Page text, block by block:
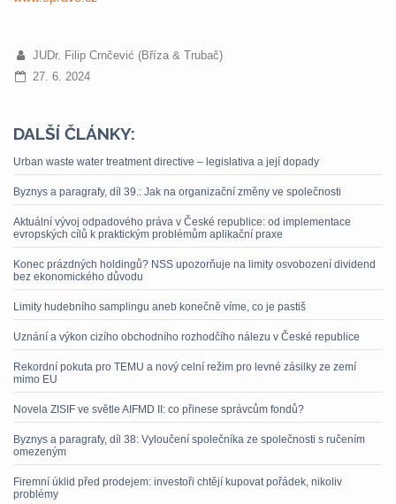
JUDr. Filip Crnčević (Bříza & Trubač)
27. 6. 2024
DALŠÍ ČLÁNKY:
Urban waste water treatment directive – legislativa a její dopady
Byznys a paragrafy, díl 39.: Jak na organizační změny ve společnosti
Aktuální vývoj odpadového práva v České republice: od implementace
evropských cílů k praktickým problémům aplikační praxe
Konec prázdných holdingů? NSS upozorňuje na limity osvobození dividend
bez ekonomického důvodu
Limity hudebního samplingu aneb konečně víme, co je pastiš
Uznání a výkon cizího obchodního rozhodčího nálezu v České republice
Rekordní pokuta pro TEMU a nový celní režim pro levné zásilky ze zemí
mimo EU
Novela ZISIF ve světle AIFMD II: co přinese správcům fondů?
Byznys a paragrafy, díl 38: Vyloučení společníka ze společnosti s ručením
omezeným
Firemní úklid před prodejem: investoři chtějí kupovat pořádek, nikoliv
problémy